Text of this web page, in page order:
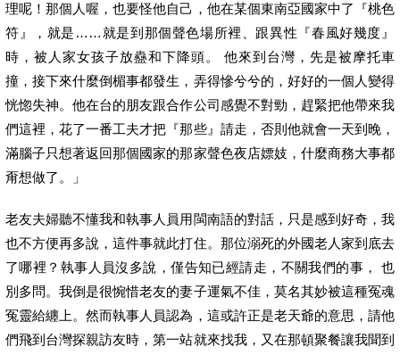
理呢！那個人喔，也要怪他自己，他在某個東南亞國家中了『桃色
符』，就是……就是到那個聲色場所裡、跟異性『春風好幾度』
時，被人家女孩子放蠱和下降頭。 他來到台灣，先是被摩托車
撞，接下來什麼倒楣事都發生，弄得慘兮兮的，好好的一個人變得
恍惚失神。他在台的朋友跟合作公司感覺不對勁，趕緊把他帶來我
們這裡，花了一番工夫才把『那些』請走，否則他就會一天到晚，
滿腦子只想著返回那個國家的那家聲色夜店嫖妓，什麼商務大事都
甭想做了。」
老友夫婦聽不懂我和執事人員用閩南語的對話，只是感到好奇，我
也不方便再多說，這件事就此打住。那位溺死的外國老人家到底去
了哪裡？執事人員沒多說，僅告知已經請走，不關我們的事， 也
別多問。我倒是很惋惜老友的妻子運氣不佳，莫名其妙被這種冤魂
冤靈給纏上。然而執事人員認為，這或許正是老天爺的意思，請他
們飛到台灣探親訪友時，第一站就來找我，又在那頓聚餐讓我聞到